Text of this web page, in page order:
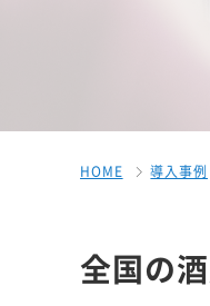
HOME 導入事例
全国の